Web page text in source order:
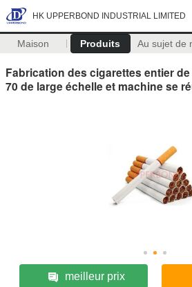
HK UPPERBOND INDUSTRIAL LIMITED
Maison Produits Au sujet de
Fabrication des cigarettes entier
70 de large échelle et machine se
meilleur prix